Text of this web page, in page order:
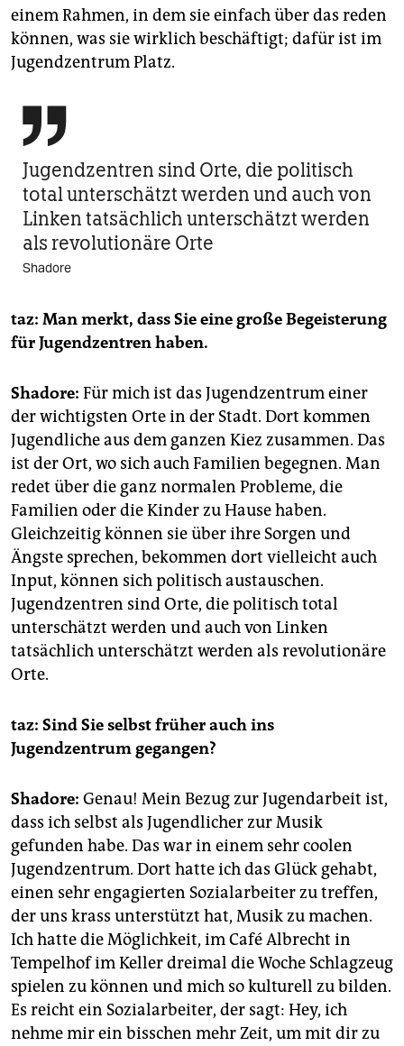
einem Rahmen, in dem sie einfach über das reden
können, was sie wirklich beschäftigt; dafür ist im
Jugendzentrum Platz.

Jugendzentren sind Orte, die politisch
total unterschätzt werden und auch von
Linken tatsächlich unterschätzt werden
als revolutionäre Orte
Shadore
taz: Man merkt, dass Sie eine große Begeisterung
für Jugendzentren haben.
Shadore: Für mich ist das Jugendzentrum einer
der wichtigsten Orte in der Stadt. Dort kommen
Jugendliche aus dem ganzen Kiez zusammen. Das
ist der Ort, wo sich auch Familien begegnen. Man
redet über die ganz normalen Probleme, die
Familien oder die Kinder zu Hause haben.
Gleichzeitig können sie über ihre Sorgen und
Ängste sprechen, bekommen dort vielleicht auch
Input, können sich politisch austauschen.
Jugendzentren sind Orte, die politisch total
unterschätzt werden und auch von Linken
tatsächlich unterschätzt werden als revolutionäre
Orte.
taz: Sind Sie selbst früher auch ins
Jugendzentrum gegangen?
Shadore: Genau! Mein Bezug zur Jugendarbeit ist,
dass ich selbst als Jugendlicher zur Musik
gefunden habe. Das war in einem sehr coolen
Jugendzentrum. Dort hatte ich das Glück gehabt,
einen sehr engagierten Sozialarbeiter zu treffen,
der uns krass unterstützt hat, Musik zu machen.
Ich hatte die Möglichkeit, im Café Albrecht in
Tempelhof im Keller dreimal die Woche Schlagzeug
spielen zu können und mich so kulturell zu bilden.
Es reicht ein Sozialarbeiter, der sagt: Hey, ich
nehme mir ein bisschen mehr Zeit, um mit dir zu